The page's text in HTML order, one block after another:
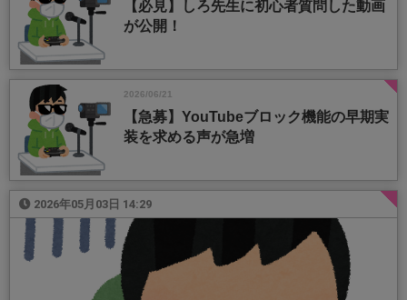
【必見】しろ先生に初心者質問した動画
が公開！
2026/06/21
【急募】YouTubeブロック機能の早期実
装を求める声が急増
2026年05月03日 14:29